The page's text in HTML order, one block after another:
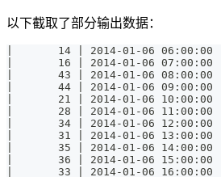
以下截取了部分输出数据：
|       14 | 2014-01-06 06:00:00 |
|       16 | 2014-01-06 07:00:00 |
|       43 | 2014-01-06 08:00:00 |
|       44 | 2014-01-06 09:00:00 |
|       21 | 2014-01-06 10:00:00 |
|       28 | 2014-01-06 11:00:00 |
|       34 | 2014-01-06 12:00:00 |
|       31 | 2014-01-06 13:00:00 |
|       35 | 2014-01-06 14:00:00 |
|       36 | 2014-01-06 15:00:00 |
|       33 | 2014-01-06 16:00:00 |